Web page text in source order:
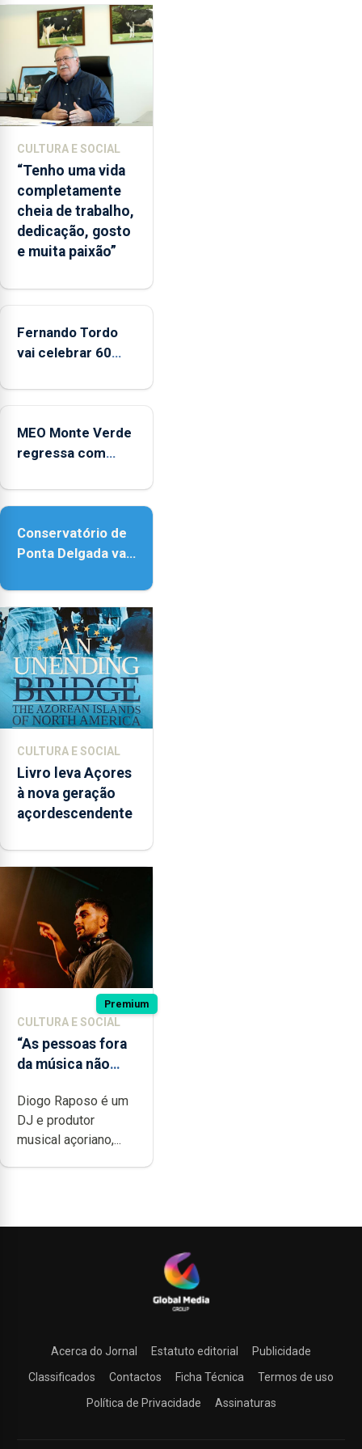
pela
terceira
vez
desde
o
início
da
época
balnear
CULTURA E SOCIAL
“Tenho uma vida
completamente
cheia de trabalho,
dedicação, gosto
e muita paixão”
Fernando Tordo
vai celebrar 60
no Coliseu
MEO Monte Verde
regressa com
acessibilidade
Conservatório de
Ponta Delgada vai
instrumentos
CULTURA E SOCIAL
Livro leva Açores
à nova geração
açordescendente
Premium
CULTURA E SOCIAL
“As pessoas fora
da música não
quão difícil é
produzir uma
música”
Diogo Raposo é um
DJ e produtor
musical açoriano,...
Acerca do Jornal Estatuto editorial
Publicidade
Classificados
Contactos Ficha Técnica
Termos de uso
Política de Privacidade
Assinaturas